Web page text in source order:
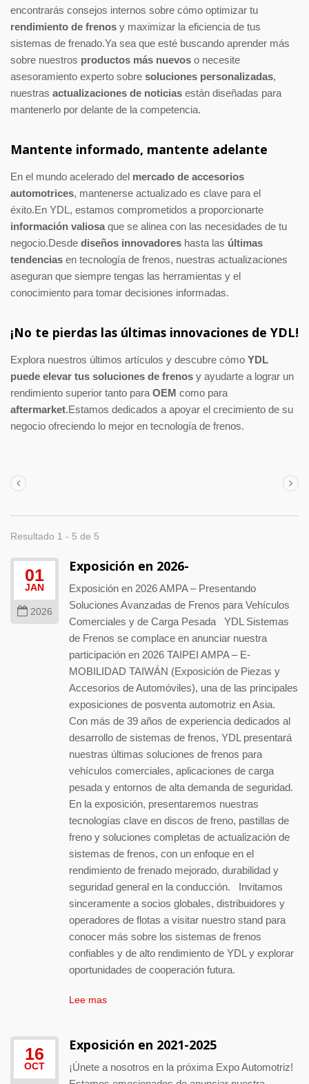
encontrarás consejos internos sobre cómo optimizar tu
rendimiento de frenos y maximizar la eficiencia de tus
sistemas de frenado.Ya sea que esté buscando aprender más
sobre nuestros productos más nuevos o necesite
asesoramiento experto sobre soluciones personalizadas,
nuestras actualizaciones de noticias están diseñadas para
mantenerlo por delante de la competencia.
Mantente informado, mantente adelante
En el mundo acelerado del mercado de accesorios
automotrices, mantenerse actualizado es clave para el
éxito.En YDL, estamos comprometidos a proporcionarte
información valiosa que se alinea con las necesidades de tu
negocio.Desde diseños innovadores hasta las últimas
tendencias en tecnología de frenos, nuestras actualizaciones
aseguran que siempre tengas las herramientas y el
conocimiento para tomar decisiones informadas.
¡No te pierdas las últimas innovaciones de YDL!
Explora nuestros últimos artículos y descubre cómo YDL
puede elevar tus soluciones de frenos y ayudarte a lograr un
rendimiento superior tanto para OEM como para
aftermarket.Estamos dedicados a apoyar el crecimiento de su
negocio ofreciendo lo mejor en tecnología de frenos.
Resultado 1 - 5 de 5
01
JAN
2026
Exposición en 2026-
Exposición en 2026 AMPA – Presentando
Soluciones Avanzadas de Frenos para Vehículos
Comerciales y de Carga Pesada YDL Sistemas
de Frenos se complace en anunciar nuestra
participación en 2026 TAIPEI AMPA – E-
MOBILIDAD TAIWÁN (Exposición de Piezas y
Accesorios de Automóviles), una de las principales
exposiciones de posventa automotriz en Asia.
Con más de 39 años de experiencia dedicados al
desarrollo de sistemas de frenos, YDL presentará
nuestras últimas soluciones de frenos para
vehículos comerciales, aplicaciones de carga
pesada y entornos de alta demanda de seguridad.
En la exposición, presentaremos nuestras
tecnologías clave en discos de freno, pastillas de
freno y soluciones completas de actualización de
sistemas de frenos, con un enfoque en el
rendimiento de frenado mejorado, durabilidad y
seguridad general en la conducción. Invitamos
sinceramente a socios globales, distribuidores y
operadores de flotas a visitar nuestro stand para
conocer más sobre los sistemas de frenos
confiables y de alto rendimiento de YDL y explorar
oportunidades de cooperación futura.
Lee mas
16
OCT
Exposición en 2021-2025
¡Únete a nosotros en la próxima Expo Automotriz!